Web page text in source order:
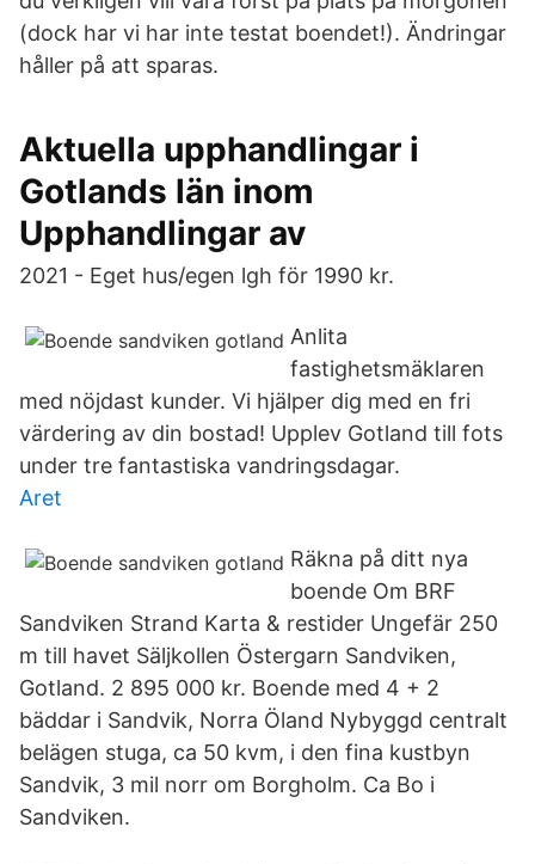
(dock har vi har inte testat boendet!). Ändringar
håller på att sparas.
Aktuella upphandlingar i
Gotlands län inom
Upphandlingar av
2021 - Eget hus/egen lgh för 1990 kr.
Anlita
fastighetsmäklaren
med nöjdast kunder. Vi hjälper dig med en fri
värdering av din bostad! Upplev Gotland till fots
under tre fantastiska vandringsdagar.
Aret
Räkna på ditt nya
boende Om BRF
Sandviken Strand Karta & restider Ungefär 250
m till havet Säljkollen Östergarn Sandviken,
Gotland. 2 895 000 kr. Boende med 4 + 2
bäddar i Sandvik, Norra Öland Nybyggd centralt
belägen stuga, ca 50 kvm, i den fina kustbyn
Sandvik, 3 mil norr om Borgholm. Ca Bo i
Sandviken.